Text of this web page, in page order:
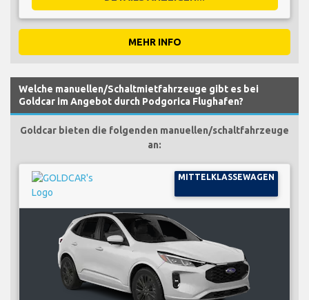
MEHR INFO
Welche manuellen/Schaltmietfahrzeuge gibt es bei
Goldcar im Angebot durch Podgorica Flughafen?
Goldcar bieten die folgenden manuellen/schaltfahrzeuge
an:
MITTELKLASSEWAGEN